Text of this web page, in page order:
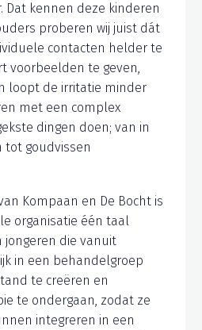
Dat kennen deze kinderen
proberen wij juist dát
contacten helder te
voorbeelden te geven,
loopt de irritatie minder
met een complex
dingen doen; van in
tot goudvissen
Kompaan en De Bocht is
organisatie één taal
jongeren die vanuit
in een behandelgroep
te creëren en
te ondergaan, zodat ze
integreren in een